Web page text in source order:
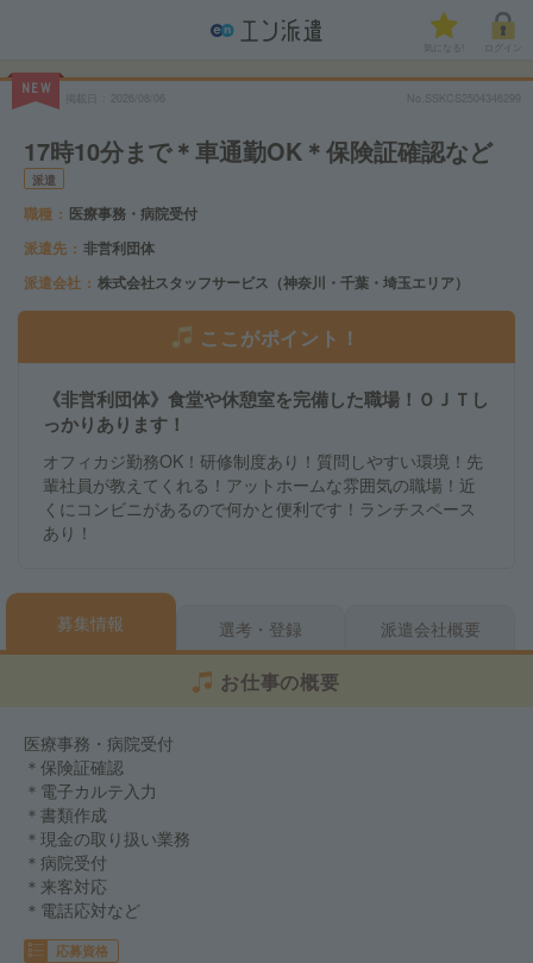
気になる!
NEW
No.SSKCS2504346299
17時10分まで＊車通勤OK＊保険証確認など
派遣
職種
医療事務・病院受付
派遣先
非営利団体
派遣会社
株式会社スタッフサービス（神奈川・千葉・埼玉エリア）
ここがポイント！
《非営利団体》食堂や休憩室を完備した職場！ＯＪＴし
っかりあります！
オフィカジ勤務OK！研修制度あり！質問しやすい環境！先
輩社員が教えてくれる！アットホームな雰囲気の職場！近
くにコンビニがあるので何かと便利です！ランチスペース
あり！
募集情報 選考・登録 派遣会社概要
お仕事の概要
医療事務・病院受付
＊保険証確認
＊電子カルテ入力
＊書類作成
＊現金の取り扱い業務
＊病院受付
＊来客対応
＊電話応対など
応募資格